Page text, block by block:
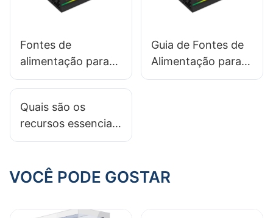
Fontes de
alimentação para
PC 2025: as
para PCs
compactos all-in-
one
Guia de Fontes de
Alimentação para
PC 2025:
Quais são os
recursos essenciais
em um gabinete de
moderno?
VOCÊ PODE GOSTAR